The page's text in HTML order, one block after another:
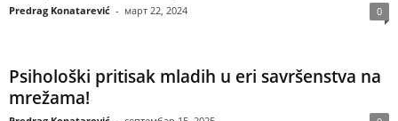
Predrag Konatarević - март 22, 2024 0
Psihološki pritisak mladih u eri savršenstva na
mrežama!